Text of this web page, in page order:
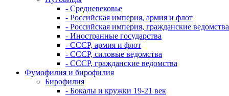
- Средневековье
- Российская империя, армия и флот
- Российская империя, гражданские ведомства
- Иностранные государства
- СССР, армия и флот
- СССР, силовые ведомства
- СССР, гражданские ведомства
Фумофилия и бирофилия
Бирофилия
- Бокалы и кружки 19-21 век